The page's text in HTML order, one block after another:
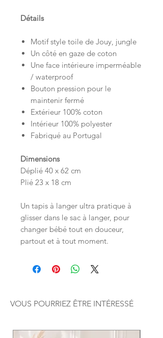
Détails
Motif style toile de Jouy, jungle
Un côté en gaze de coton
Une face intérieure imperméable
/ waterproof
Bouton pression pour le
maintenir fermé
Extérieur 100% coton
Intérieur 100% polyester
Fabriqué au Portugal
Dimensions
Déplié 40 x 62 cm
Plié 23 x 18 cm
Un tapis à langer ultra pratique à
glisser dans le sac à langer, pour
changer bébé tout en douceur,
partout et à tout moment.
VOUS POURRIEZ ÊTRE INTÉRESSÉ